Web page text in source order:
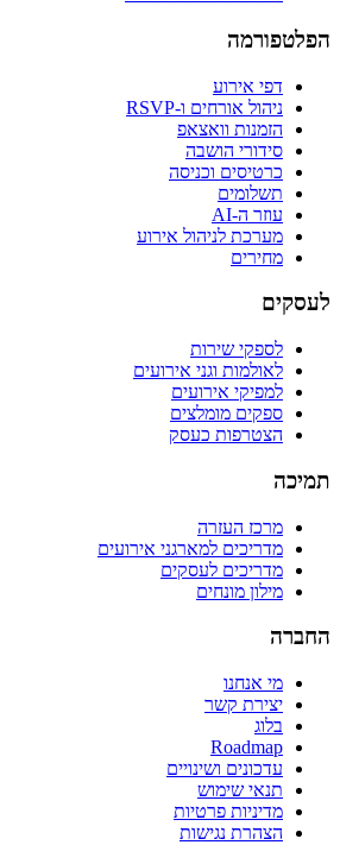
הפלטפורמה
דפי אירוע
ניהול אורחים ו-RSVP
הזמנות וואצאפ
סידורי הושבה
כרטיסים וכניסה
תשלומים
עוזר ה-AI
מערכת לניהול אירוע
מחירים
לעסקים
לספקי שירות
לאולמות וגני אירועים
למפיקי אירועים
ספקים מומלצים
הצטרפות כעסק
תמיכה
מרכז העזרה
מדריכים למארגני אירועים
מדריכים לעסקים
מילון מונחים
החברה
מי אנחנו
יצירת קשר
בלוג
Roadmap
עדכונים ושינויים
תנאי שימוש
מדיניות פרטיות
הצהרת נגישות